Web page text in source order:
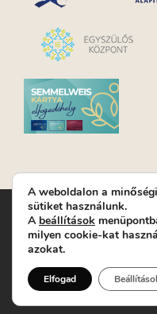
Turay Ida Színház
helyszín: Turay Ida
Levelezési cím: 1089
Jegyrendelés: +36-70/607-
A weboldalon a
sütiket használunk.
A beállítások
milyen cookie-kat
azokat.
Elfogad